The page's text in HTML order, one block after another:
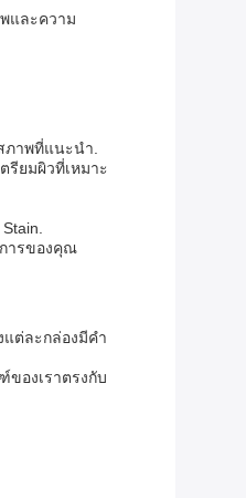
และความ
าพที่แนะนํา.
รียมผิวที่เหมาะ
ารของคุณ
ต่ละกล่องมีคํา
องเราตรงกับ